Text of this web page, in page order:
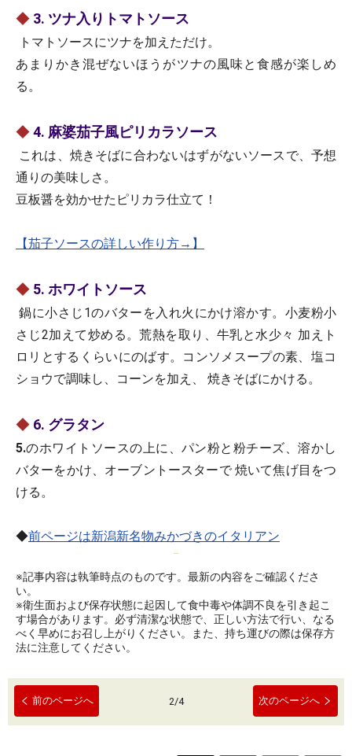
◆ 3. ツナ入りトマトソース
トマトソースにツナを加えただけ。
あまりかき混ぜないほうがツナの風味と食感が楽しめ
る。
◆4. 麻婆茄子風ピリカラソース
これは、焼きそばに合わないはずがないソースで、予想
通りの美味しさ。
豆板醤を効かせたピリカラ仕立て！
【茄子ソースの詳しい作り方→】
◆ 5. ホワイトソース
鍋に小さじ1のバターを入れ火にかけ溶かす。小麦粉小
さじ2加えて炒める。荒熱を取り、牛乳と水少々 加えト
ロリとするくらいにのばす。コンソメスープの素、塩コ
ショウで調味し、コーンを加え、 焼きそばにかける。
◆ 6. グラタン
5.のホワイトソースの上に、パン粉と粉チーズ、溶かし
バターをかけ、オーブントースターで 焼いて焦げ目をつ
ける。
◆前ページは新潟新名物みかづきのイタリアン
※記事内容は執筆時点のものです。最新の内容をご確認くださ
い。
※衛生面および保存状態に起因して食中毒や体調不良を引き起こ
す場合があります。必ず清潔な状態で、正しい方法で行い、なる
べく早めにお召し上がりください。また、持ち運びの際は保存方
法に注意してください。
前のページへ 2/4 次のページへ